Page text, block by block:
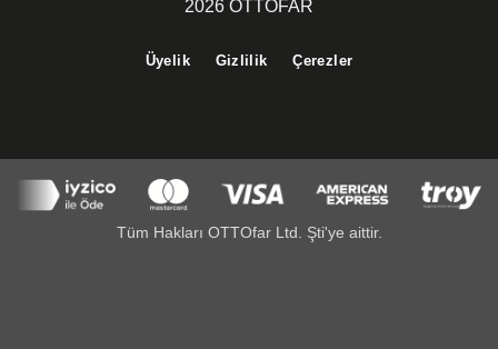
2026 OTTOFAR
Üyelik Gizlilik Çerezler
Tüm Hakları OTTOfar Ltd. Şti'ye aittir.